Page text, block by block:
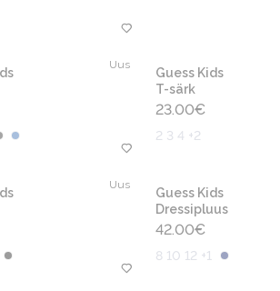
Uus
Guess Kids
T-särk
23.00€
2 3 4 +2
Uus
Guess Kids
Dressipluus
42.00€
8 10 12 +1